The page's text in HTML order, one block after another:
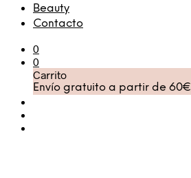
Beauty
Contacto
0
0
Carrito
Envío gratuito a partir de 60€